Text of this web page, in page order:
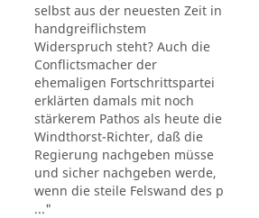
selbst aus der neuesten Zeit in
handgreiflichstem
Widerspruch steht? Auch die
Conflictsmacher der
ehemaligen Fortschrittspartei
erklärten damals mit noch
stärkerem Pathos als heute die
Windthorst-Richter, daß die
Regierung nachgeben müsse
und sicher nachgeben werde,
wenn die steile Felswand des p
..."